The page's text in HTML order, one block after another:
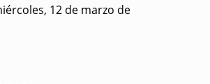
12 de marzo de